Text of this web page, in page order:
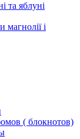
та яблуні
магнолії і
( блокнотов)